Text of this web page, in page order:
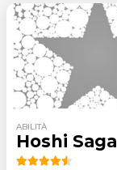
ABILITÀ
Hoshi Saga